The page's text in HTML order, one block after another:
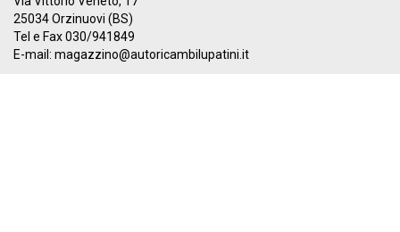
25034 Orzinuovi (BS)
Tel e Fax 030/941849
E-mail: magazzino@autoricambilupatini.it